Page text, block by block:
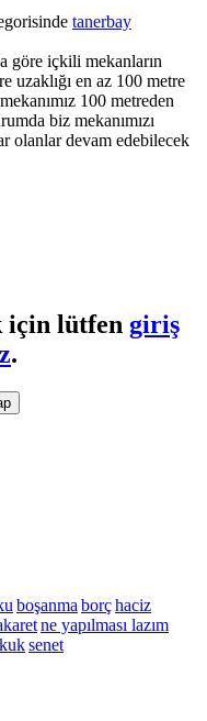
tanerbay
göre içkili mekanların
uzaklığı en az 100 metre
100 metreden
biz mekanımızı
olanlar devam edebilecek
için lütfen giriş
.
boşanma borçhaciz
ne yapılması lazım
senet